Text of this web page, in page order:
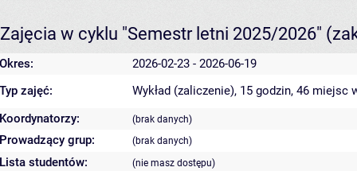
Zajęcia w cyklu "Semestr letni 2025/2026"
Okres:
2026-02-23 - 2026-06-19
Typ zajęć:
Wykład (zaliczenie), 15 godzin, 46 miejsc
Koordynatorzy:
(brak danych)
Prowadzący grup: (brak danych)
Lista studentów: (nie masz dostępu)